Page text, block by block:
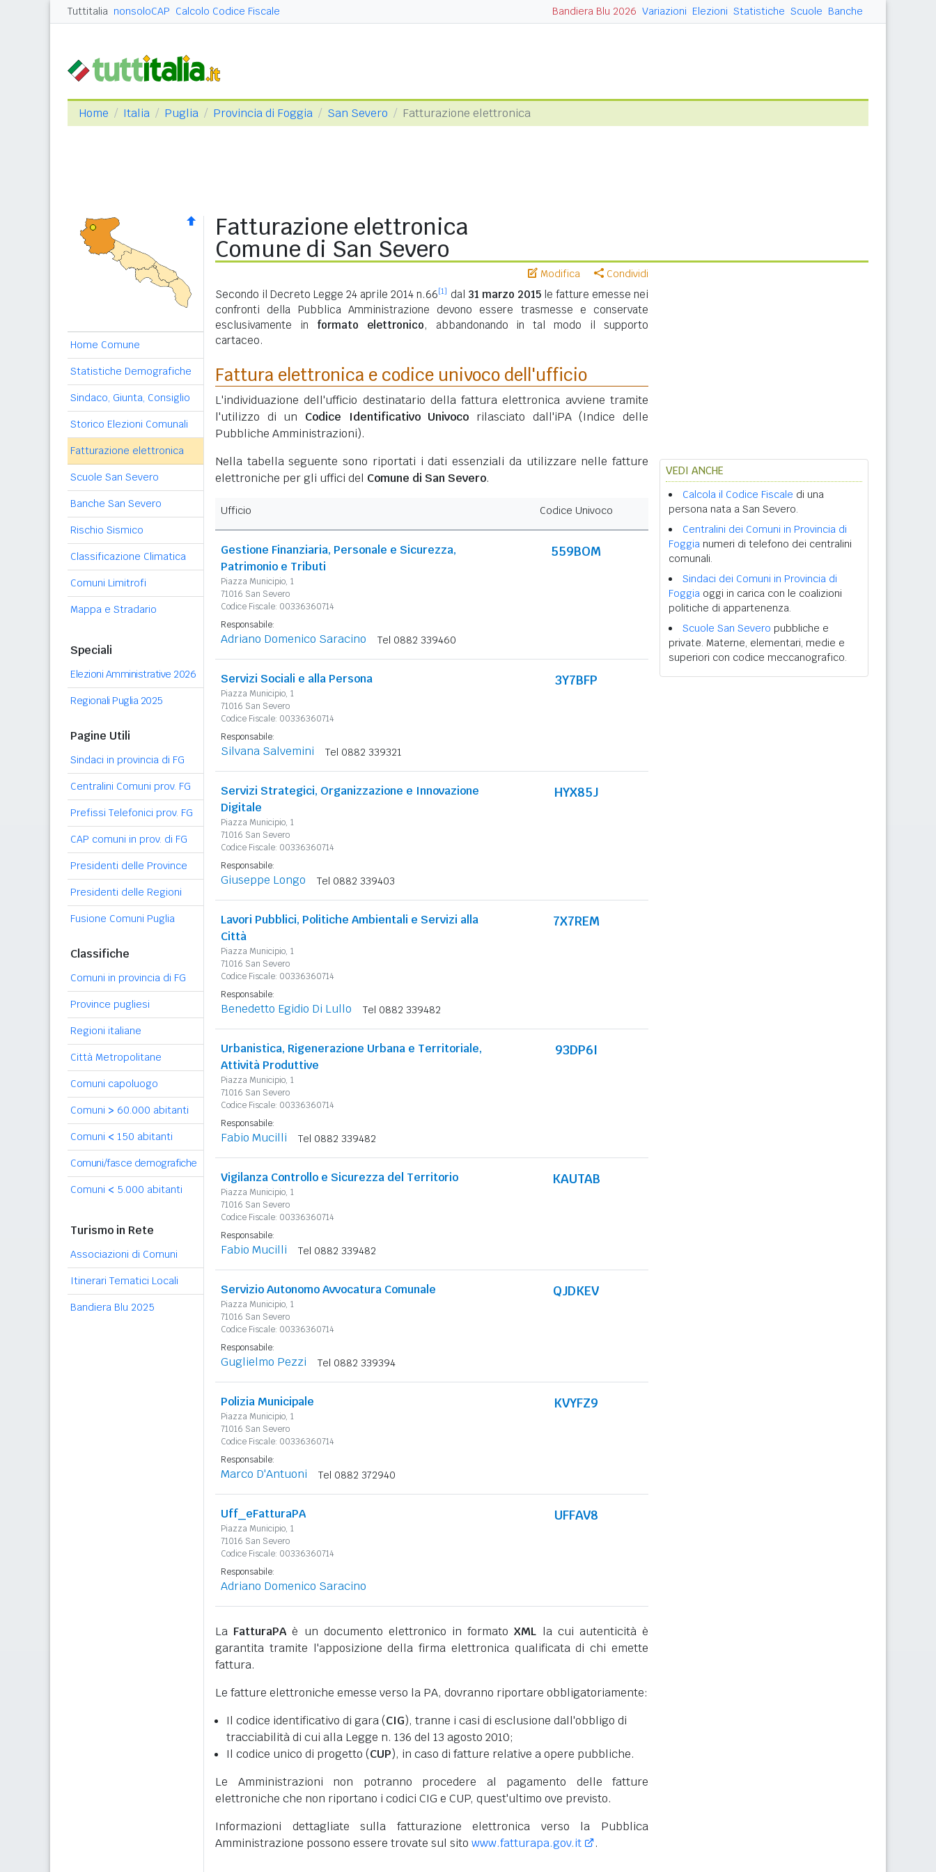
Tuttitalia nonsoloCAP Calcolo Codice Fiscale Bandiera Blu 2026 Variazioni Elezioni Statistiche Scuole Banche
Home Italia Puglia Provincia di Foggia San Severo Fatturazione elettronica
Home Comune
Statistiche Demografiche
Sindaco, Giunta, Consiglio
Storico Elezioni Comunali
Fatturazione elettronica
Scuole San Severo
Banche San Severo
Rischio Sismico
Classificazione Climatica
Comuni Limitrofi
Mappa e Stradario
Speciali
Elezioni Amministrative 2026
Regionali Puglia 2025
Pagine Utili
Sindaci in provincia di FG
Centralini Comuni prov. FG
Prefissi Telefonici prov. FG
CAP comuni in prov. di FG
Presidenti delle Province
Presidenti delle Regioni
Fusione Comuni Puglia
Classifiche
Comuni in provincia di FG
Province pugliesi
Regioni italiane
Città Metropolitane
Comuni capoluogo
Comuni > 60.000 abitanti
Comuni < 150 abitanti
Comuni/fasce demografiche
Comuni < 5.000 abitanti
Turismo in Rete
Associazioni di Comuni
Itinerari Tematici Locali
Bandiera Blu 2025
Fatturazione elettronica
Comune di San Severo
Modifica Condividi
Secondo il Decreto Legge 24 aprile 2014 n.66[1] dal 31 marzo 2015le fatture emesse nei
confronti della Pubblica Amministrazione devono essere trasmesse e conservate
esclusivamente in formato elettronico, abbandonando in tal modo il supporto
cartaceo.
Fattura elettronica e codice univoco dell'ufficio
L'individuazione dell'ufficio destinatario della fattura elettronica avviene tramite
l'utilizzo di un Codice Identificativo Univoco rilasciato dall'iPA (Indice delle
Pubbliche Amministrazioni).
Nella tabella seguente sono riportati i dati essenziali da utilizzare nelle fatture
elettroniche per gli uffici del Comune di San Severo.
Ufficio Codice Univoco
Gestione Finanziaria, Personale e Sicurezza,
Patrimonio e Tributi
Piazza Municipio, 1
71016 San Severo
Codice Fiscale: 00336360714
559BOM
Responsabile:
Adriano Domenico Saracino Tel 0882 339460
Servizi Sociali e alla Persona
Piazza Municipio, 1
71016 San Severo
Codice Fiscale: 00336360714
3Y7BFP
Responsabile:
Silvana Salvemini Tel 0882 339321
Servizi Strategici, Organizzazione e Innovazione
Digitale
Piazza Municipio, 1
71016 San Severo
Codice Fiscale: 00336360714
HYX85J
Responsabile:
Giuseppe Longo Tel 0882 339403
Lavori Pubblici, Politiche Ambientali e Servizi alla
Città
Piazza Municipio, 1
71016 San Severo
Codice Fiscale: 00336360714
7X7REM
Responsabile:
Benedetto Egidio Di Lullo Tel 0882 339482
Urbanistica, Rigenerazione Urbana e Territoriale,
Attività Produttive
Piazza Municipio, 1
71016 San Severo
Codice Fiscale: 00336360714
93DP6I
Responsabile:
Fabio Mucilli Tel 0882 339482
Vigilanza Controllo e Sicurezza del Territorio
Piazza Municipio, 1
71016 San Severo
Codice Fiscale: 00336360714
KAUTAB
Responsabile:
Fabio Mucilli Tel 0882 339482
Servizio Autonomo Avvocatura Comunale
Piazza Municipio, 1
71016 San Severo
Codice Fiscale: 00336360714
QJDKEV
Responsabile:
Guglielmo Pezzi Tel 0882 339394
Polizia Municipale
Piazza Municipio, 1
71016 San Severo
Codice Fiscale: 00336360714
KVYFZ9
Responsabile:
Marco D'Antuoni Tel 0882 372940
Uff_eFatturaPA
Piazza Municipio, 1
71016 San Severo
Codice Fiscale: 00336360714
UFFAV8
Responsabile:
Adriano Domenico Saracino
La FatturaPA è un documento elettronico in formatoXML la cui autenticità è
garantita tramite l'apposizione della firma elettronica qualificata di chi emette
fattura.
Le fatture elettroniche emesse verso la PA, dovranno riportare obbligatoriamente:
Il codice identificativo di gara (CIG), tranne i casi di esclusione dall'obbligo di
tracciabilità di cui alla Legge n. 136 del 13 agosto 2010;
Il codice unico di progetto (CUP), in caso di fatture relative a opere pubbliche.
Le Amministrazioni non potranno procedere al pagamento delle fatture
elettroniche che non riportano i codici CIG e CUP, quest'ultimo ove previsto.
Informazioni dettagliate sulla fatturazione elettronica verso la Pubblica
Amministrazione possono essere trovate sul sito www.fatturapa.gov.it .
VEDI ANCHE
Calcola il Codice Fiscale di una
persona nata a San Severo.
Centralini dei Comuni in Provincia di
Foggia numeri di telefono dei centralini
comunali.
Sindaci dei Comuni in Provincia di
Foggia oggi in carica con le coalizioni
politiche di appartenenza.
Scuole San Severo pubbliche e
private. Materne, elementari, medie e
superiori con codice meccanografico.